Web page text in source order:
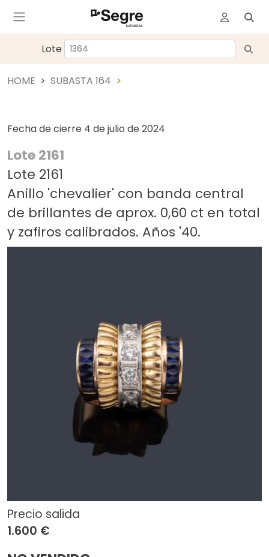
Lote
HOME SUBASTA 164
Fecha de cierre 4 de julio de 2024
Lote 2161
Lote 2161
Anillo 'chevalier' con banda central
de brillantes de aprox. 0,60 ct en total
y zafiros calibrados. Años '40.
Precio salida
1.600 €